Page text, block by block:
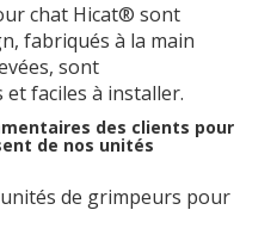
chat Hicat® sont
fabriqués à la main
sont
faciles à installer.
des clients pour
de nos unités
de grimpeurs pour